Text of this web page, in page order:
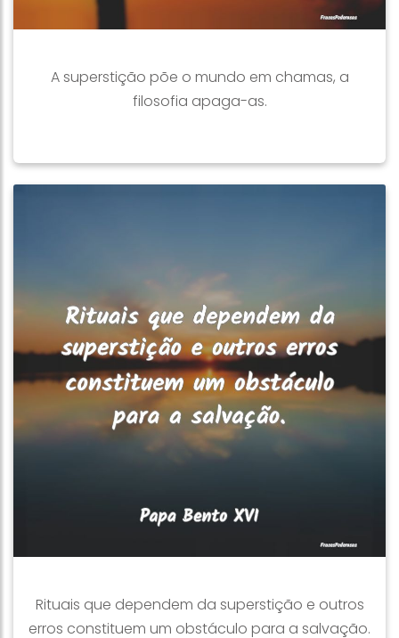
A superstição põe o mundo em chamas, a
filosofia apaga-as.
Rituais que dependem da superstição e outros
erros constituem um obstáculo para a salvação.